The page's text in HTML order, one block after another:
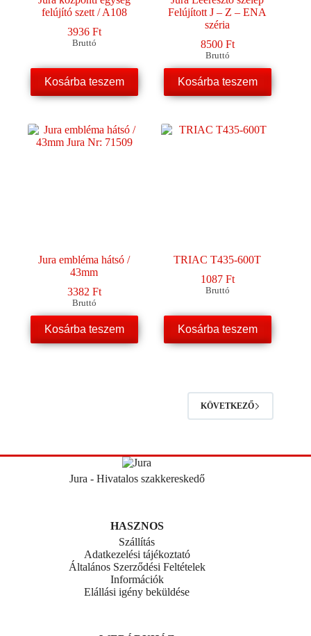
felújító szett / A108
3936 Ft
Bruttó
Kosárba teszem
Felújított J – Z – ENA
széria
8500 Ft
Bruttó
Kosárba teszem
Jura embléma hátsó /
43mm
3382 Ft
Bruttó
Kosárba teszem
TRIAC T435-600T
1087 Ft
Bruttó
Kosárba teszem
KÖVETKEZŐ
Jura - Hivatalos szakkereskedő
HASZNOS
Szállítás
Adatkezelési tájékoztató
Általános Szerződési Feltételek
Információk
Elállási igény beküldése